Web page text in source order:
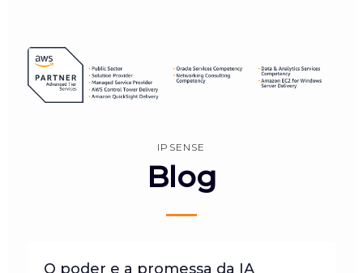
IPSENSE
Blog
O poder e a promessa da IA